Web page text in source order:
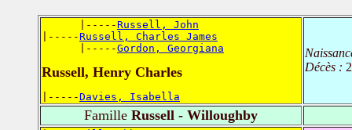
      |-----
Russell, John
|-----Russell, Charles James
      |-----
Gordon, Georgiana
Russell, Henry Charles
|-----Davies, Isabella
Décès :
Famille Russell - Willoughby